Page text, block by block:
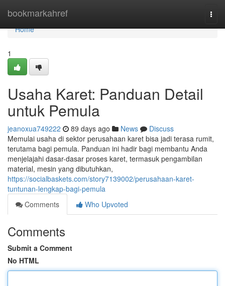
bookmarkahref
Home
Home
1
Usaha Karet: Panduan Detail
untuk Pemula
jeanoxua749222 89 days ago News
Discuss
Memulai usaha di sektor perusahaan karet bisa jadi terasa rumit,
terutama bagi pemula. Panduan ini hadir bagi membantu Anda
menjelajahi dasar-dasar proses karet, termasuk pengambilan
material, mesin yang dibutuhkan,
https://socialbaskets.com/story7139002/perusahaan-karet-
tuntunan-lengkap-bagi-pemula
Comments
Who Upvoted
Comments
Submit a Comment
No HTML